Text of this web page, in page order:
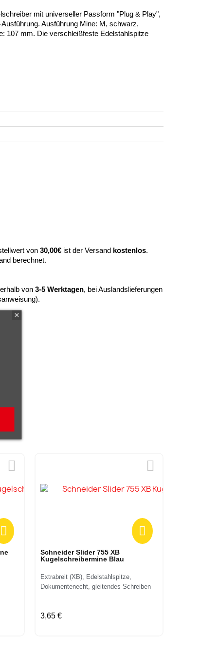
mit universeller Passform "Plug & Play",
Ausführung Mine: M, schwarz,
107 mm. Die verschleißfeste Edelstahlspitze
von 30,00€ ist der Versand kostenlos.
berechnet.
von 3-5 Werktagen, bei Auslandslieferungen
Schneider Slider 755 XB
Kugelschreibermine Blau
Extrabreit (XB), Edelstahlspitze,
Dokumentenecht, gleitendes Schreiben
3,65 €